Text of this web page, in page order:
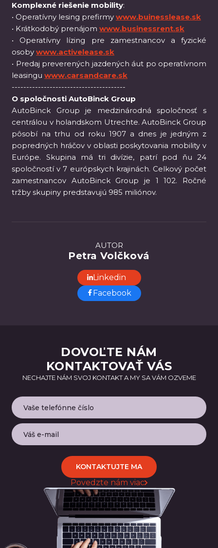
AUTOR
Petra Volčková
Linkedin
Facebook
Komplexné riešenie mobility:
• Operatívny lesing prefirmy www.buinesslease.sk
• Krátkodobý prenájom www.businessrent.sk
• Operatívny lízing pre zamestnancov a fyzické
osoby www.activelease.sk
• Predaj preverených jazdených áut po operatívnom
leasingu www.carsandcare.sk
---------------------------------------
O spoločnosti AutoBinck Group
AutoBinck Group je medzinárodná spoločnosť s
centrálou v holandskom Utrechte. AutoBinck Group
pôsobí na trhu od roku 1907 a dnes je jedným z
popredných hráčov v oblasti poskytovania mobility v
Európe. Skupina má tri divízie, patrí pod ňu 24
spoločností v 7 európskych krajinách. Celkový počet
zamestnancov AutoBinck Group je 1 102. Ročné
tržby skupiny predstavujú 985 miliónov.
DOVOĽTE NÁM
KONTAKTOVAŤ VÁS
NECHAJTE NÁM SVOJ KONTAKT A MY SA VÁM OZVEME
Povedzte nám viac
KONTAKTUJTE MA